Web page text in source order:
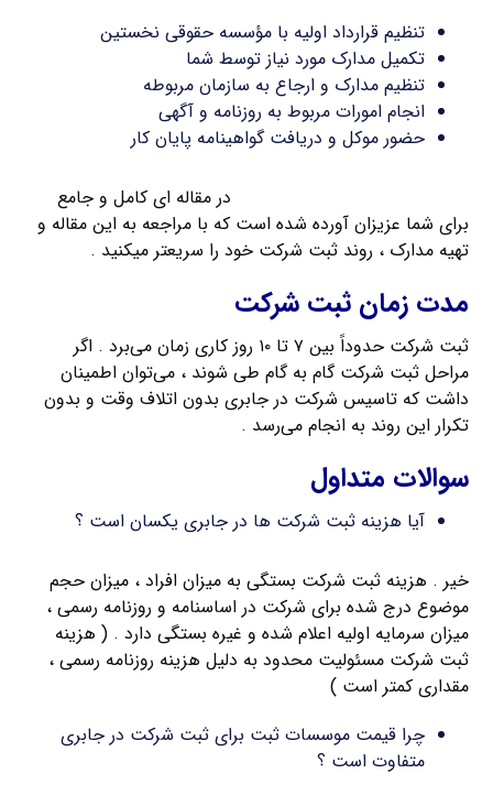
تنظیم قرارداد اولیه با مؤسسه حقوقی نخستین
تکمیل مدارک مورد نیاز توسط شما
تنظیم مدارک و ارجاع به سازمان مربوطه
انجام امورات مربوط به روزنامه و آگهی
حضور موکل و دریافت گواهینامه پایان کار
در مقاله ای کامل و جامع
برای شما عزیزان آورده شده است که با مراجعه به این مقاله و
تهیه مدارک ، روند ثبت شرکت خود را سریعتر میکنید .
مدت زمان ثبت شرکت
ثبت شرکت حدوداً بین ۷ تا ۱۰ روز کاری زمان می‌برد . اگر
مراحل ثبت شرکت گام به گام طی شوند ، می‌توان اطمینان
داشت که تاسیس شرکت در جابری بدون اتلاف وقت و بدون
تکرار این روند به انجام می‌رسد .
سوالات متداول
آیا هزینه ثبت شرکت ها در جابری یکسان است ؟
خیر . هزینه ثبت شرکت بستگی به میزان افراد ، میزان حجم
موضوع درج شده برای شرکت در اساسنامه و روزنامه رسمی ،
میزان سرمایه اولیه اعلام شده و غیره بستگی دارد . ( هزینه
ثبت شرکت مسئولیت محدود به دلیل هزینه روزنامه رسمی ،
مقداری کمتر است )
چرا قیمت موسسات ثبت برای ثبت شرکت در جابری
متفاوت است ؟